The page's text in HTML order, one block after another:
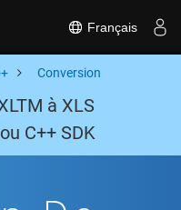
Français
Conversion
à XLS
C++ SDK